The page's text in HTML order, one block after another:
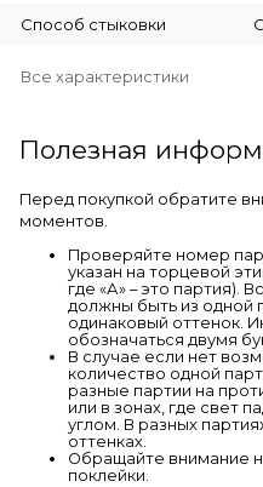
Способ стыковки
Все характеристики
Полезная
Перед покупкой обратите
моментов.
Проверяйте номер
указан на торцевой
где «А» – это партия).
должны быть из одной
одинаковый оттенок.
обозначаться двумя
В случае если нет
количество одной
разные партии на
или в зонах, где свет
углом. В разных
оттенках.
Обращайте внимание
поклейки.